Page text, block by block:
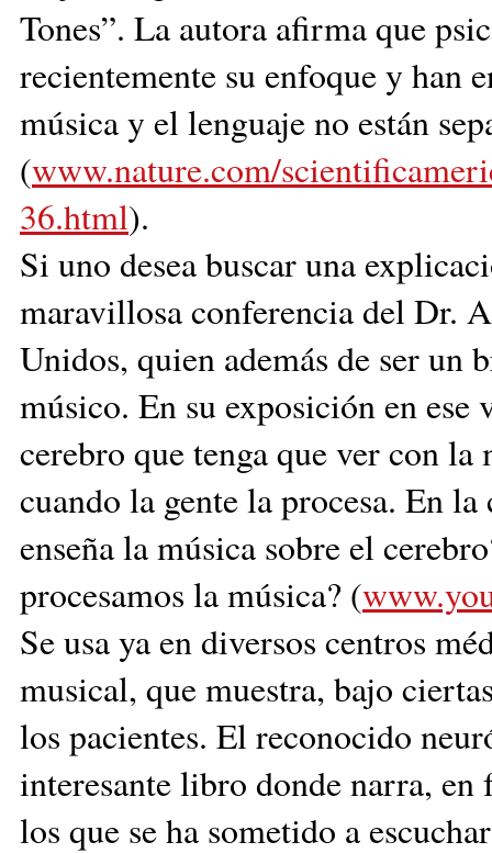
Tones”. La autora afirma que
recientemente su enfoque y han
música y el lenguaje no están
(www.nature.com/
36.html).
Si uno desea buscar una
maravillosa conferencia del Dr.
Unidos, quien además de ser un
músico. En su exposición en
cerebro que tenga que ver con la
cuando la gente la procesa. En
enseña la música sobre el
procesamos la música? (
Se usa ya en diversos centros
musical, que muestra, bajo
los pacientes. El reconocido
interesante libro donde narra, en
los que se ha sometido a